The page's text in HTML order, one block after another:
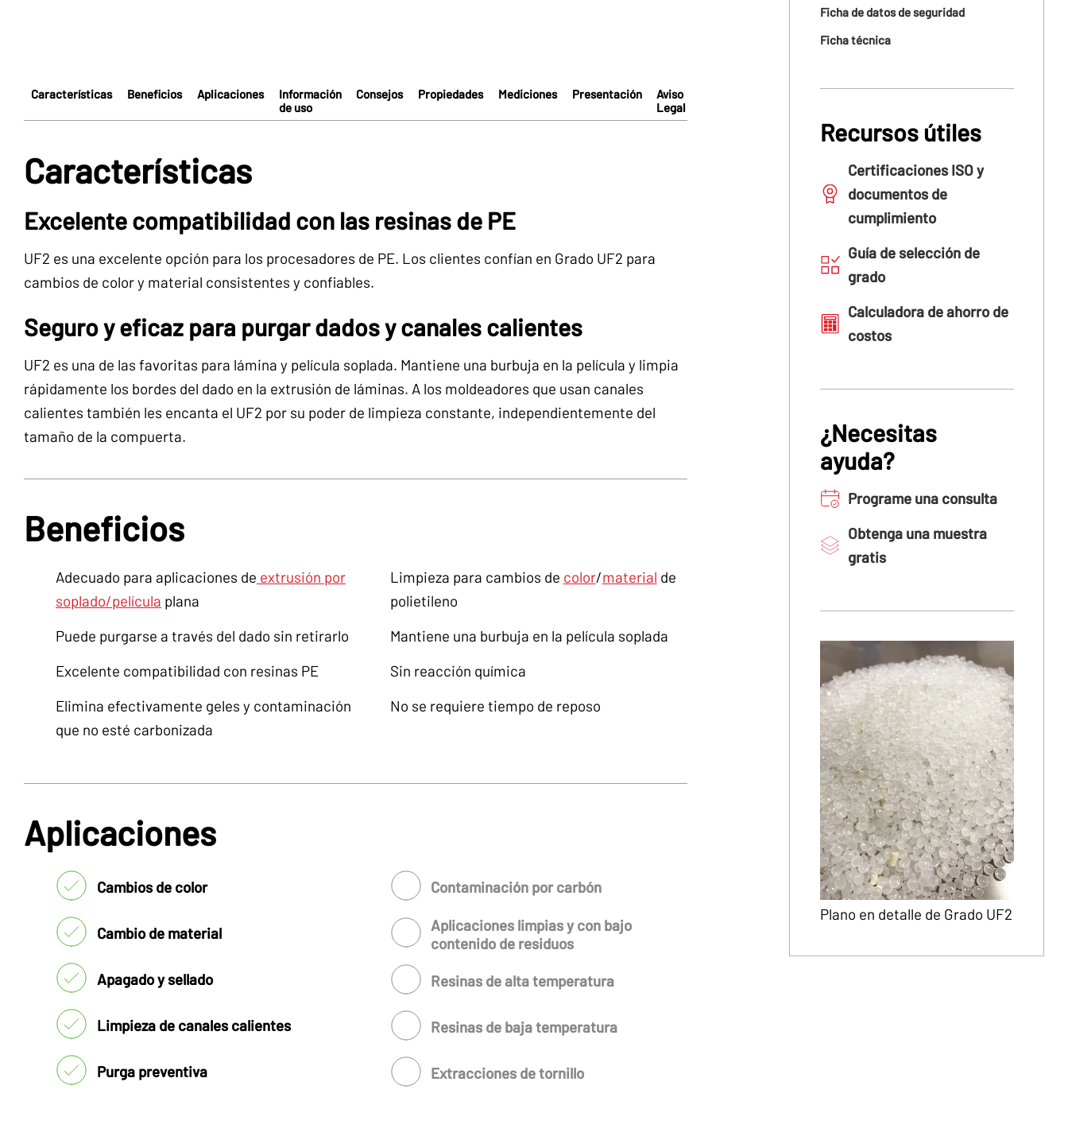
Características Beneficios Aplicaciones
Información
de uso
Consejos Propiedades Mediciones Presentación
Aviso
Legal
Características
Excelente compatibilidad con las resinas de PE
UF2 es una excelente opción para los procesadores de PE. Los clientes confían en Grado UF2 para
cambios de color y material consistentes y confiables.
Seguro y eficaz para purgar dados y canales calientes
UF2 es una de las favoritas para lámina y película soplada. Mantiene una burbuja en la película y limpia
rápidamente los bordes del dado en la extrusión de láminas. A los moldeadores que usan canales
calientes también les encanta el UF2 por su poder de limpieza constante, independientemente del
tamaño de la compuerta.
Beneficios
Adecuado para aplicaciones de extrusión por
soplado/película plana
Puede purgarse a través del dado sin retirarlo
Excelente compatibilidad con resinas PE
Elimina efectivamente geles y contaminación
que no esté carbonizada
Limpieza para cambios de color/material de
polietileno
Mantiene una burbuja en la película soplada
Sin reacción química
No se requiere tiempo de reposo
Aplicaciones
Cambios de color
Cambio de material
Apagado y sellado
Limpieza de canales calientes
Purga preventiva
Contaminación por carbón
Aplicaciones limpias y con bajo
contenido de residuos
Resinas de alta temperatura
Resinas de baja temperatura
Extracciones de tornillo
Ficha de datos de seguridad
Ficha técnica
Recursos útiles
Certificaciones ISO y
documentos de
cumplimiento
Guía de selección de
grado
Calculadora de ahorro de
costos
¿Necesitas
ayuda?
Programe una consulta
Obtenga una muestra
gratis
Plano en detalle de Grado UF2